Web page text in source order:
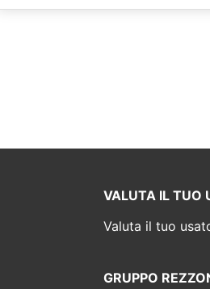
VALUTA IL TUO
Valuta il tuo
GRUPPO